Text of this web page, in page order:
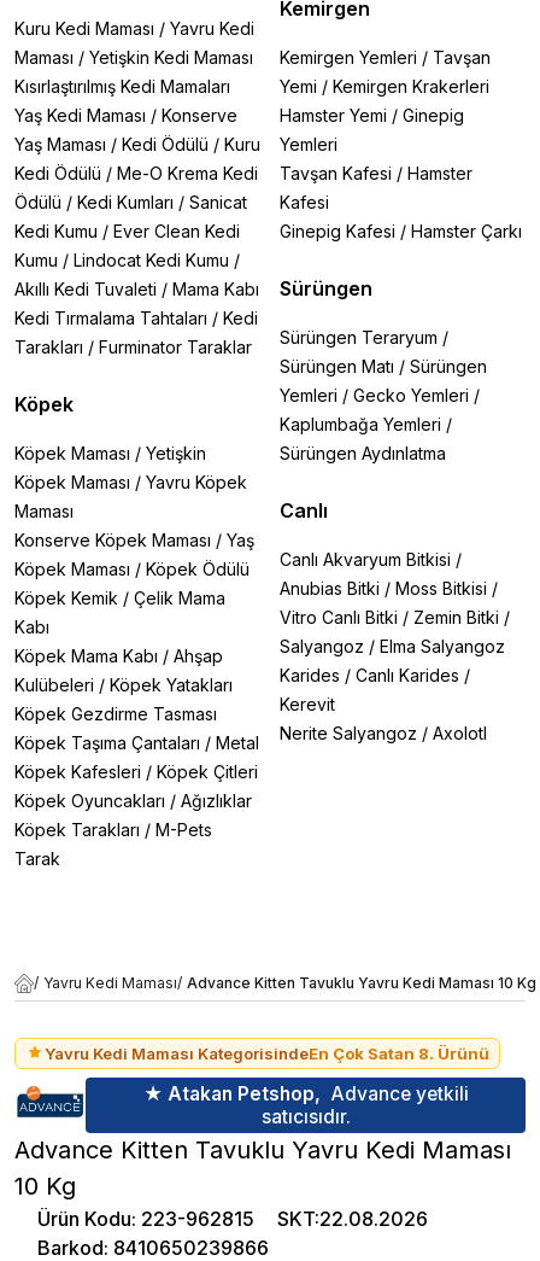
Kuru Kedi Maması / Yavru Kedi
Maması / Yetişkin Kedi Maması
Kısırlaştırılmış Kedi Mamaları
Yaş Kedi Maması / Konserve
Yaş Maması / Kedi Ödülü / Kuru
Kedi Ödülü / Me-O Krema Kedi
Ödülü / Kedi Kumları / Sanicat
Kedi Kumu / Ever Clean Kedi
Kumu / Lindocat Kedi Kumu /
Akıllı Kedi Tuvaleti / Mama Kabı
Kedi Tırmalama Tahtaları / Kedi
Tarakları / Furminator Taraklar
Köpek
Köpek Maması / Yetişkin
Köpek Maması / Yavru Köpek
Maması
Konserve Köpek Maması / Yaş
Köpek Maması / Köpek Ödülü
Köpek Kemik / Çelik Mama
Kabı
Köpek Mama Kabı / Ahşap
Kulübeleri / Köpek Yatakları
Köpek Gezdirme Tasması
Köpek Taşıma Çantaları / Metal
Köpek Kafesleri / Köpek Çitleri
Köpek Oyuncakları / Ağızlıklar
Köpek Tarakları / M-Pets
Tarak
Kemirgen
Kemirgen Yemleri / Tavşan
Yemi / Kemirgen Krakerleri
Hamster Yemi / Ginepig
Yemleri
Tavşan Kafesi / Hamster
Kafesi
Ginepig Kafesi / Hamster Çarkı
Sürüngen
Sürüngen Teraryum /
Sürüngen Matı / Sürüngen
Yemleri / Gecko Yemleri /
Kaplumbağa Yemleri /
Sürüngen Aydınlatma
Canlı
Canlı Akvaryum Bitkisi /
Anubias Bitki / Moss Bitkisi /
Vitro Canlı Bitki / Zemin Bitki /
Salyangoz / Elma Salyangoz
Karides / Canlı Karides /
Kerevit
Nerite Salyangoz / Axolotl
/ Yavru Kedi Maması/ Advance Kitten Tavuklu Yavru Kedi Maması 10 Kg
Yavru Kedi Maması KategorisindeEn Çok Satan 8. Ürünü
★ Atakan Petshop, Advance yetkili
satıcısıdır.
Advance Kitten Tavuklu Yavru Kedi Maması
10 Kg
Ürün Kodu: 223-962815 SKT:22.08.2026
Barkod: 8410650239866